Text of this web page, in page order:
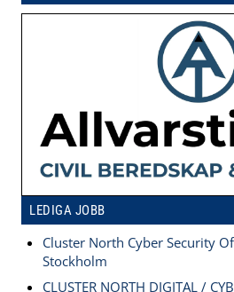
LEDIGA JOBB
Cluster North Cyber Security
Stockholm
CLUSTER NORTH DIGITAL /